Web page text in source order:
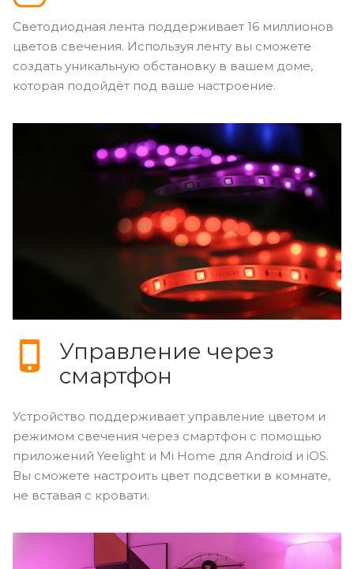
Светодиодная лента поддерживает 16 миллионов
цветов свечения. Используя ленту вы сможете
создать уникальную обстановку в вашем доме,
которая подойдёт под ваше настроение.
Управление через
смартфон
Устройство поддерживает управление цветом и
режимом свечения через смартфон с помощью
приложений Yeelight и Mi Home для Android и iOS.
Вы сможете настроить цвет подсветки в комнате,
не вставая с кровати.